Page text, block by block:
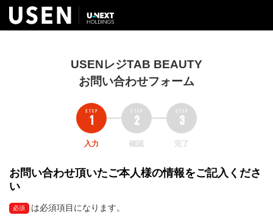
USENレジTAB BEAUTY
お問い合わせフォーム
入力 確認 完了
お問い合わせ頂いたご本人様の情報をご記入くださ
い
必須 は必須項目になります。